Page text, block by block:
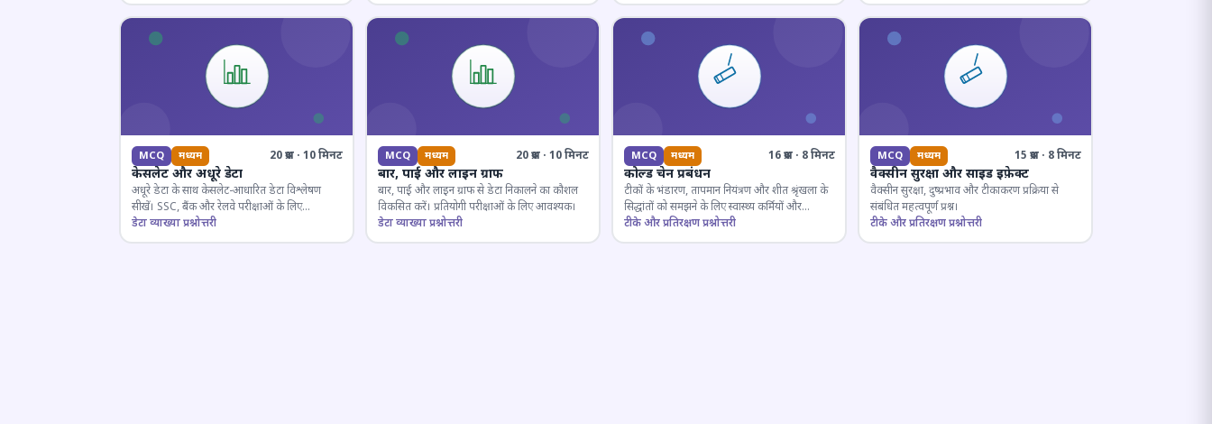
MCQ मध्यम 20 प्रश्न · 10 मिनट
केसलेट और अधूरे डेटा
अधूरे डेटा के साथ केसलेट-आधारित डेटा विश्लेषण
सीखें। SSC, बैंक और रेलवे परीक्षाओं के लिए
महत्वपूर्ण।
डेटा व्याख्या प्रश्नोत्तरी
MCQ मध्यम 20 प्रश्न · 10 मिनट
बार, पाई और लाइन ग्राफ
बार, पाई और लाइन ग्राफ से डेटा निकालने का कौशल
विकसित करें। प्रतियोगी परीक्षाओं के लिए आवश्यक।
डेटा व्याख्या प्रश्नोत्तरी
MCQ मध्यम 16 प्रश्न · 8 मिनट
कोल्ड चेन प्रबंधन
टीकों के भंडारण, तापमान नियंत्रण और शीत श्रृंखला के
सिद्धांतों को समझने के लिए स्वास्थ्य कर्मियों और
परीक्षार्थियों के लिए महत्वपूर्ण।
टीके और प्रतिरक्षण प्रश्नोत्तरी
MCQ मध्यम 15 प्रश्न · 8 मिनट
वैक्सीन सुरक्षा और साइड इफ़ेक्ट
वैक्सीन सुरक्षा, दुष्प्रभाव और टीकाकरण प्रक्रिया से
संबंधित महत्वपूर्ण प्रश्न।
टीके और प्रतिरक्षण प्रश्नोत्तरी